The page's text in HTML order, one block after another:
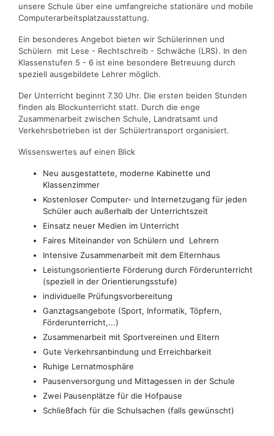
unsere Schule über eine umfangreiche stationäre und mobile
Computerarbeitsplatzausstattung.
Ein besonderes Angebot bieten wir Schülerinnen und
Schülern mit Lese - Rechtschreib - Schwäche (LRS). In den
Klassenstufen 5 - 6 ist eine besondere Betreuung durch
speziell ausgebildete Lehrer möglich.
Der Unterricht beginnt 7.30 Uhr. Die ersten beiden Stunden
finden als Blockunterricht statt. Durch die enge
Zusammenarbeit zwischen Schule, Landratsamt und
Verkehrsbetrieben ist der Schülertransport organisiert.
Wissenswertes auf einen Blick
Neu ausgestattete, moderne Kabinette und
Klassenzimmer
Kostenloser Computer- und Internetzugang für jeden
Schüler auch außerhalb der Unterrichtszeit
Einsatz neuer Medien im Unterricht
Faires Miteinander von Schülern und Lehrern
Intensive Zusammenarbeit mit dem Elternhaus
Leistungsorientierte Förderung durch Förderunterricht
(speziell in der Orientierungsstufe)
individuelle Prüfungsvorbereitung
Ganztagsangebote (Sport, Informatik, Töpfern,
Förderunterricht,...)
Zusammenarbeit mit Sportvereinen und Eltern
Gute Verkehrsanbindung und Erreichbarkeit
Ruhige Lernatmosphäre
Pausenversorgung und Mittagessen in der Schule
Zwei Pausenplätze für die Hofpause
Schließfach für die Schulsachen (falls gewünscht)